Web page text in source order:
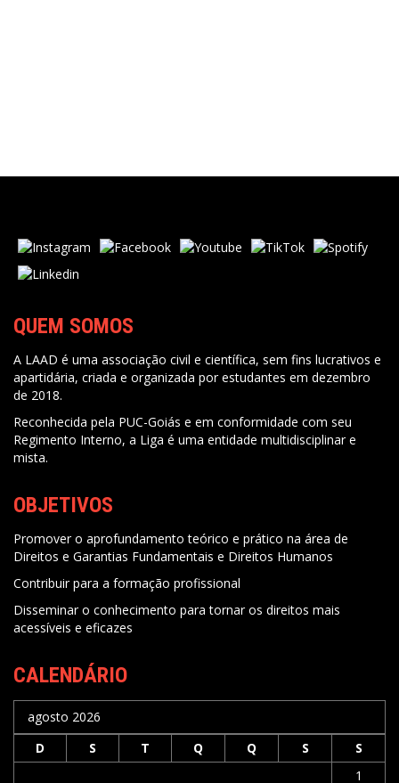
QUEM SOMOS
A LAAD é uma associação civil e científica, sem fins lucrativos e
apartidária, criada e organizada por estudantes em dezembro
de 2018.
Reconhecida pela PUC-Goiás e em conformidade com seu
Regimento Interno, a Liga é uma entidade multidisciplinar e
mista.
OBJETIVOS
Promover o aprofundamento teórico e prático na área de
Direitos e Garantias Fundamentais e Direitos Humanos
Contribuir para a formação profissional
Disseminar o conhecimento para tornar os direitos mais
acessíveis e eficazes
CALENDÁRIO
agosto 2026
D
S T Q Q S
S
1